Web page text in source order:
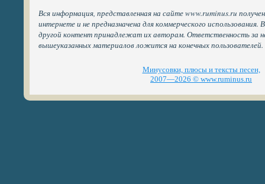
Вся информация, представленная на сайте www.ruminus.ru
интернете и не предназначена для коммерческого
другой контент принадлежат их авторам. Ответственность за
вышеуказанных материалов ложится на конечных пользователей.
Минусовки, плюсы и тексты песен,
2007—2026 © www.ruminus.ru